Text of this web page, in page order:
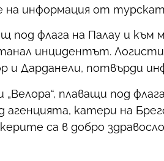
информация от
под флага на Палау и
инцидентът.
и Дарданели, потвърди
плаващи под
агенцията, катери на
са в добро